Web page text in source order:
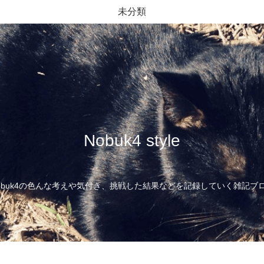
Nobuk4 style
の色んな考えや気付き、挑戦した結果などを記録していく雑記ブ
未分類